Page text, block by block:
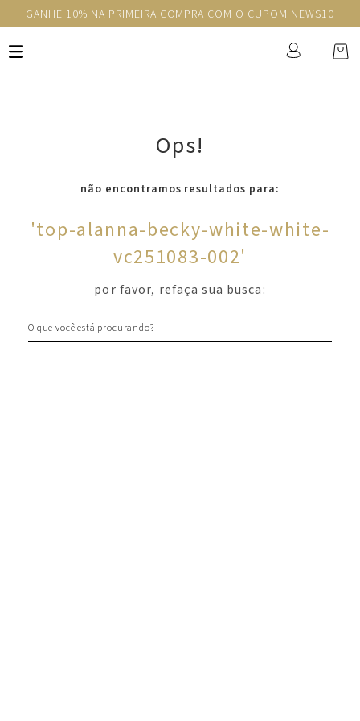
GANHE 10% NA PRIMEIRA COMPRA COM O CUPOM NEWS10
Ops!
não encontramos resultados para:
'top-alanna-becky-white-white-
vc251083-002'
por favor, refaça sua busca: